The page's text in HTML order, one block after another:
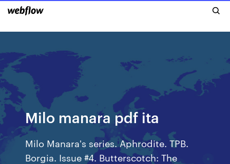
Milo manara pdf ita
Milo Manara's series. Aphrodite. TPB.
Borgia. Issue #4. Butterscotch: The